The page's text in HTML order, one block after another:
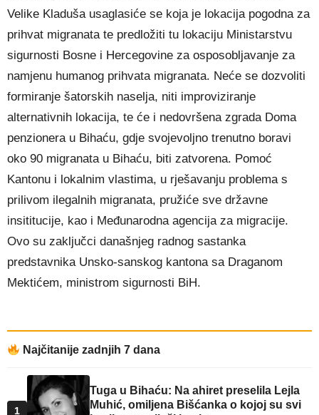
Velike Kladuša usaglasiće se koja je lokacija pogodna za
prihvat migranata te predložiti tu lokaciju Ministarstvu
sigurnosti Bosne i Hercegovine za osposobljavanje za
namjenu humanog prihvata migranata. Neće se dozvoliti
formiranje šatorskih naselja, niti improviziranje
alternativnih lokacija, te će i nedovršena zgrada Doma
penzionera u Bihaću, gdje svojevoljno trenutno boravi
oko 90 migranata u Bihaću, biti zatvorena. Pomoć
Kantonu i lokalnim vlastima, u rješavanju problema s
prilivom ilegalnih migranata, pružiće sve državne
insititucije, kao i Međunarodna agencija za migracije.
Ovo su zaključci današnjeg radnog sastanka
predstavnika Unsko-sanskog kantona sa Draganom
Mektićem, ministrom sigurnosti BiH.
Najčitanije zadnjih 7 dana
1
Tuga u Bihaću: Na ahiret preselila Lejla
Muhić, omiljena Bišćanka o kojoj su svi